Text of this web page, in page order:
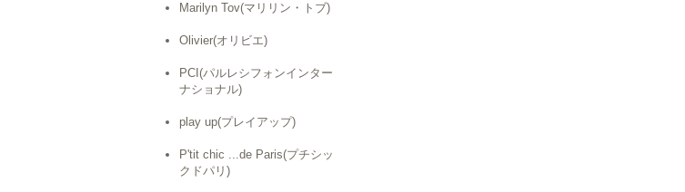
Marilyn Tov(マリリン・トブ)
Olivier(オリビエ)
PCI(パルレシフォンインター
ナショナル)
play up(プレイアップ)
P'tit chic ...de Paris(プチシッ
クドパリ)